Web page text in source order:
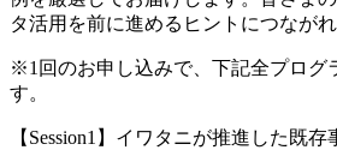
タ活用を前に進めるヒントにつながれ
※1回のお申し込みで、下記全プログ
す。
【Session1】イワタニが推進した既